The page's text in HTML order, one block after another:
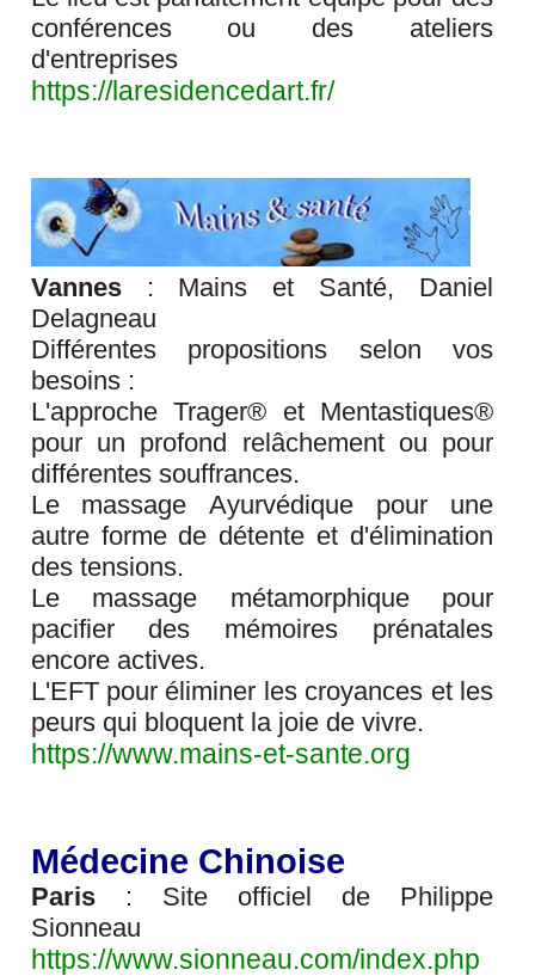
conférences ou des ateliers
d'entreprises
https://laresidencedart.fr/
Vannes: Mains et Santé, Daniel
Delagneau
Différentes propositions selon vos
besoins :
L'approche Trager® et Mentastiques®
pour un profond relâchement ou pour
différentes souffrances.
Le massage Ayurvédique pour une
autre forme de détente et d'élimination
des tensions.
Le massage métamorphique pour
pacifier des mémoires prénatales
encore actives.
L'EFT pour éliminer les croyances et les
peurs qui bloquent la joie de vivre.
https://www.mains-et-sante.org
Médecine Chinoise
Paris: Site officiel de Philippe
Sionneau
https://www.sionneau.com/index.php